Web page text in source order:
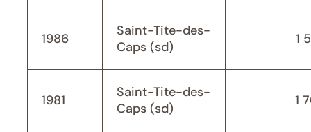
1986
Saint-Tite-des-
Caps (sd)
1
1981
Saint-Tite-des-
Caps (sd)
1